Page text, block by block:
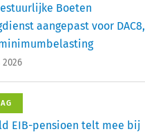
Boeten
aangepast voor DAC8,
minimumbelasting
EIB-pensioen telt mee bij